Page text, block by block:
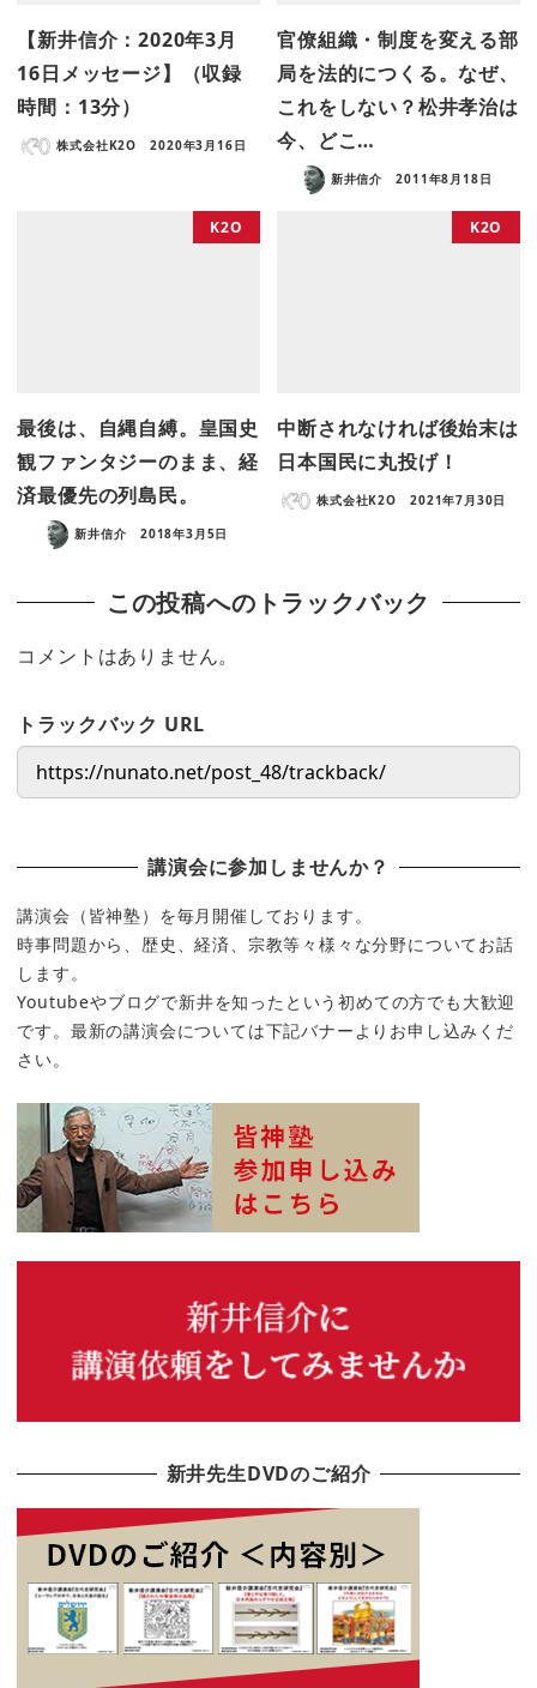
【新井信介：2020年3月
16日メッセージ】（収録
時間：13分）
株式会社K2O 2020年3月16日
官僚組織・制度を変える部
局を法的につくる。なぜ、
これをしない？松井孝治は
今、どこ…
新井信介 2011年8月18日
K2O
最後は、自縄自縛。皇国史
観ファンタジーのまま、経
済最優先の列島民。
新井信介 2018年3月5日
K2O
中断されなければ後始末は
日本国民に丸投げ！
株式会社K2O 2021年7月30日
この投稿へのトラックバック
コメントはありません。
トラックバック URL
講演会に参加しませんか？
講演会（皆神塾）を毎月開催しております。
時事問題から、歴史、経済、宗教等々様々な分野についてお話
します。
Youtubeやブログで新井を知ったという初めての方でも大歓迎
です。最新の講演会については下記バナーよりお申し込みくだ
さい。
新井先生DVDのご紹介